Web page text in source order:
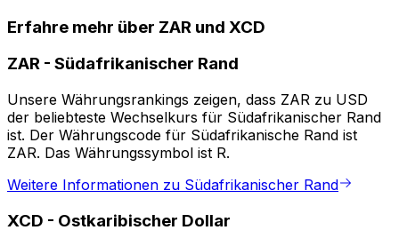
Erfahre mehr über ZAR und XCD
ZAR - Südafrikanischer Rand
Unsere Währungsrankings zeigen, dass ZAR zu USD
der beliebteste Wechselkurs für Südafrikanischer Rand
ist. Der Währungscode für Südafrikanische Rand ist
ZAR. Das Währungssymbol ist R.
Weitere Informationen zu Südafrikanischer Rand
XCD - Ostkaribischer Dollar